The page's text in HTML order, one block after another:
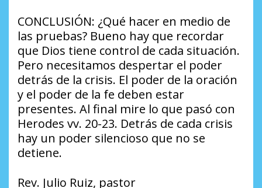
CONCLUSIÓN: ¿Qué hacer en medio de
las pruebas? Bueno hay que recordar
que Dios tiene control de cada situación.
Pero necesitamos despertar el poder
detrás de la crisis. El poder de la oración
y el poder de la fe deben estar
presentes. Al final mire lo que pasó con
Herodes vv. 20-23. Detrás de cada crisis
hay un poder silencioso que no se
detiene.
Rev. Julio Ruiz, pastor